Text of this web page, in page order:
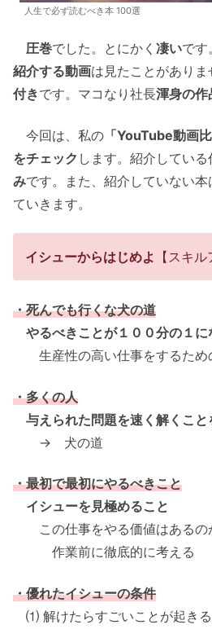
人生で必ず読むべき本 100選
圧巻でした。とにかく 凄いです。
紹介する動画は見たことがありま
付きです。マコなり社長渾身の作
今回は、私の 「YouTube動画
をチェック します。紹介している
みです。また、紹介していない本
ていきます。
イシューからはじめよ 【スキル
・死んでも行くな犬の道
やるべきことが１００分の１に
生産性の高い仕事をするため
・多くの人
与えられた問題を速く解くこと
→ 犬の道
・最初で最初にやるべきこと
イシューを見極めること
この仕事をやる価値はあるの
作業前に徹底的に考える
・優れたイシューの条件
⑴ 解けたらすごいことが起き